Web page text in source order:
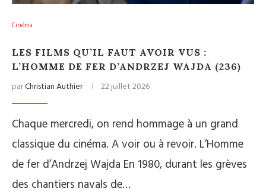
Cinéma
LES FILMS QU’IL FAUT AVOIR VUS :
L’HOMME DE FER D’ANDRZEJ WAJDA (236)
parChristian Authier 22 juillet 2026
Chaque mercredi, on rend hommage à un grand
classique du cinéma. A voir ou à revoir. L’Homme
de fer d’Andrzej Wajda En 1980, durant les grèves
des chantiers navals de…